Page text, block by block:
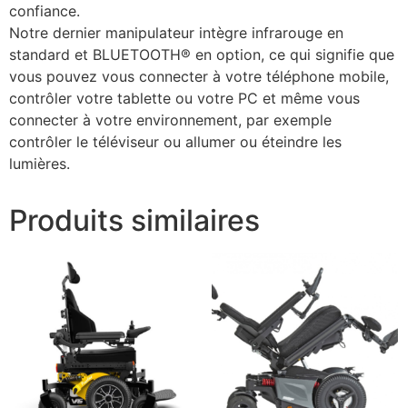
confiance.
Notre dernier manipulateur intègre infrarouge en
standard et BLUETOOTH® en option, ce qui signifie que
vous pouvez vous connecter à votre téléphone mobile,
contrôler votre tablette ou votre PC et même vous
connecter à votre environnement, par exemple
contrôler le téléviseur ou allumer ou éteindre les
lumières.
Produits similaires